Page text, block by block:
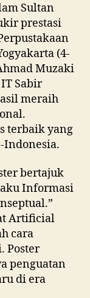
Sultan
prestasi
(4-
Muzaki
Sabir
meraih
terbaik yang
Indonesia.
bertajuk
Informasi
Artificial
cara
Poster
penguatan
di era